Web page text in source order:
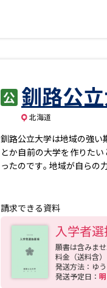
釧路公
北海道
釧路公立大学は地域の強い
とか自前の大学を作りた
ったのです｡ 地域が自らの
請求できる資料
入学者
願書は含みませ
料金（送料含
発送方法：ゆ
発送予定日：